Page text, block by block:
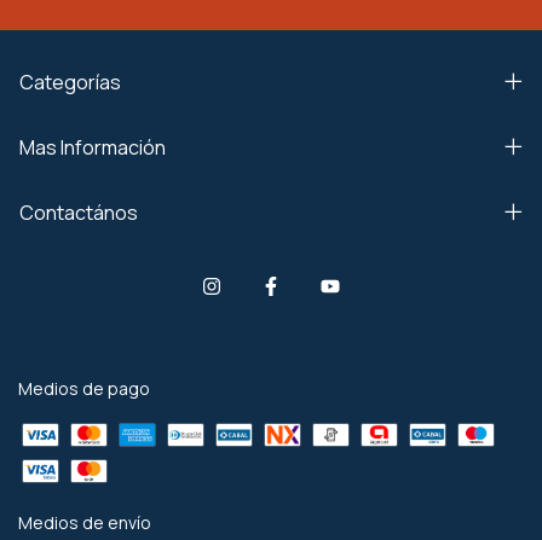
Categorías
Mas Información
Contactános
Medios de pago
Medios de envío